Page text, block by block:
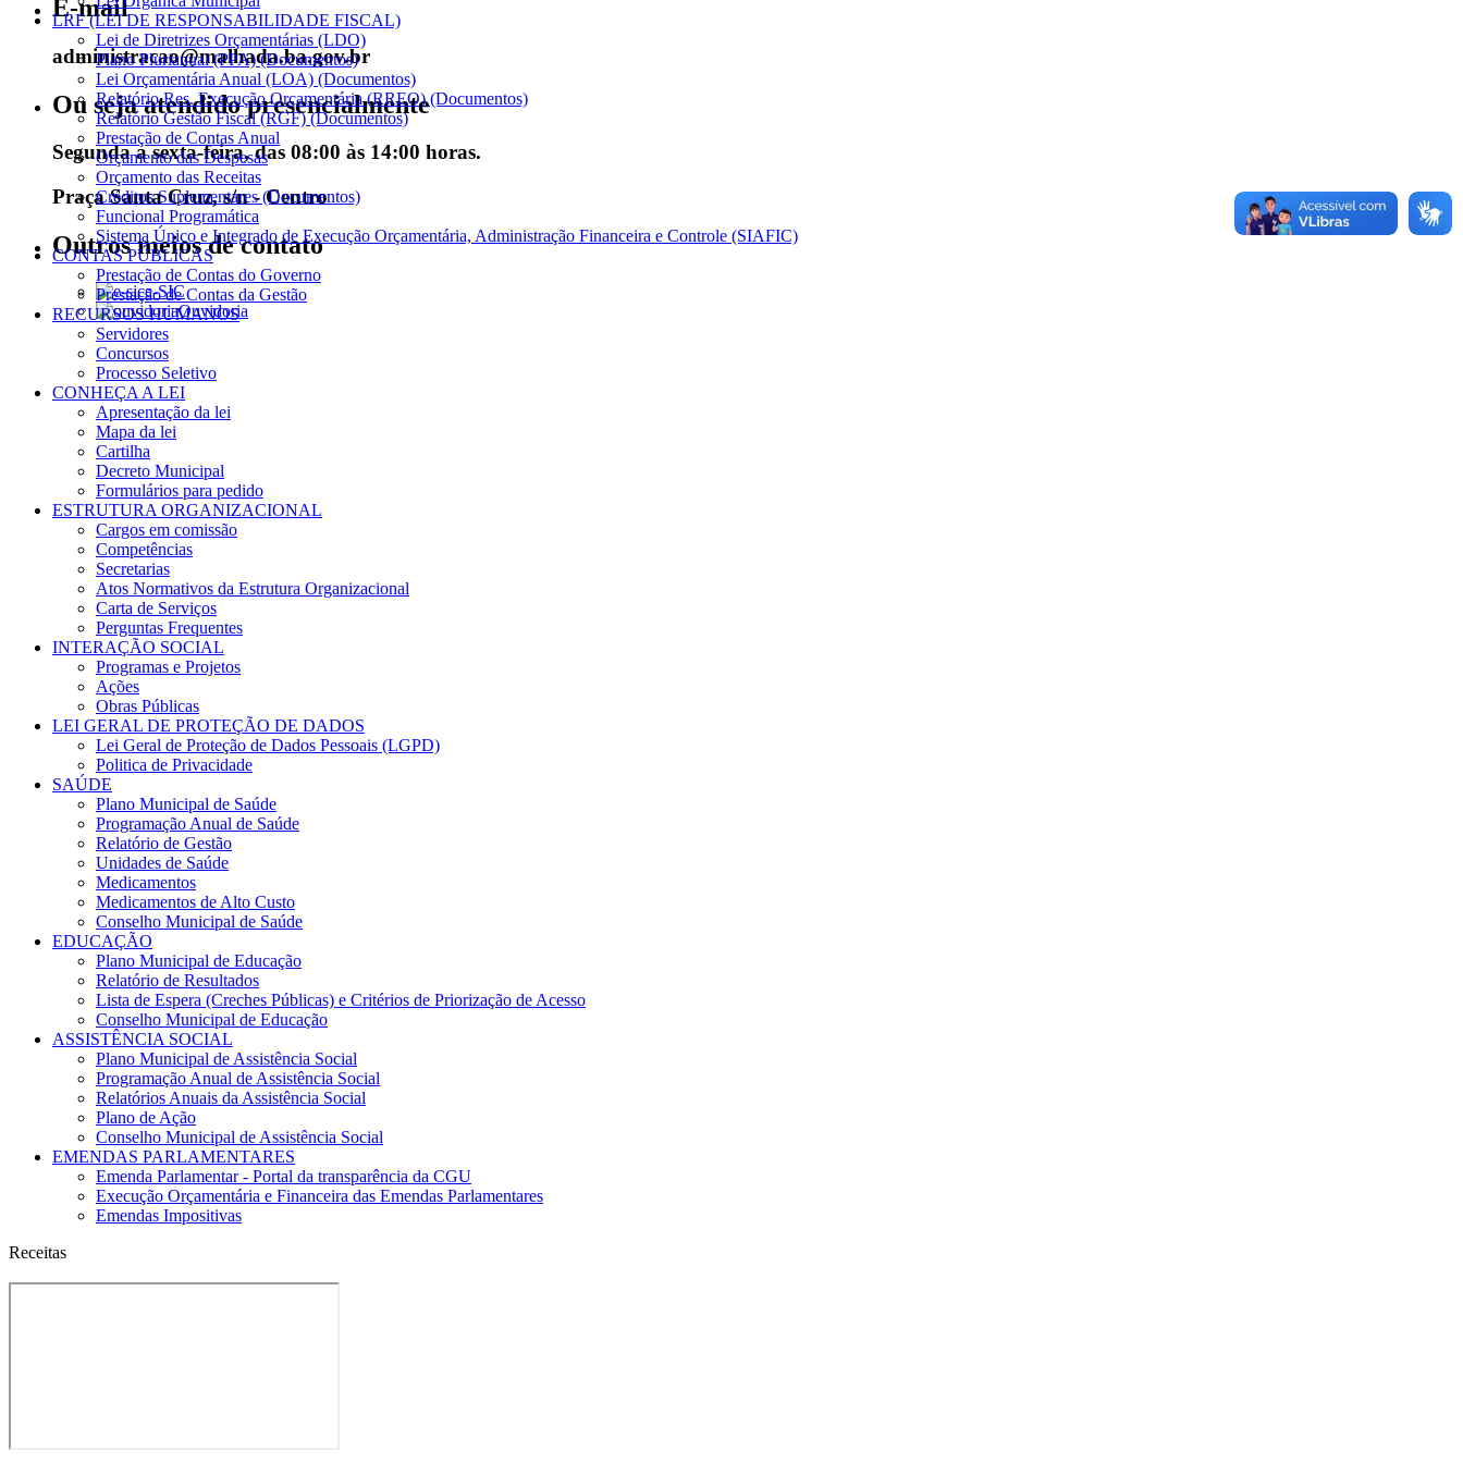
E-mail
administracao@malhada.ba.gov.br
Ou seja atendido presencialmente
Segunda a sexta-feira, das 08:00 às 14:00 horas.
Praça Santa Cruz, s/n - Centro
Outros meios de contato
e-SIC
Ouvidoria
LRF (LEI DE RESPONSABILIDADE FISCAL)
Lei de Diretrizes Orçamentárias (LDO)
Plano Plurianual (PPA) (Documentos)
Lei Orçamentária Anual (LOA) (Documentos)
Relatório Res. Execução Orçamentária (RREO) (Documentos)
Relatório Gestão Fiscal (RGF) (Documentos)
Prestação de Contas Anual
Orçamento das Despesas
Orçamento das Receitas
Créditos Suplementares (Documentos)
Funcional Programática
Sistema Único e Integrado de Execução Orçamentária, Administração Financeira e Controle (SIAFIC)
CONTAS PÚBLICAS
Prestação de Contas do Governo
Prestação de Contas da Gestão
RECURSOS HUMANOS
Servidores
Concursos
Processo Seletivo
CONHEÇA A LEI
Apresentação da lei
Mapa da lei
Cartilha
Decreto Municipal
Formulários para pedido
ESTRUTURA ORGANIZACIONAL
Cargos em comissão
Competências
Secretarias
Atos Normativos da Estrutura Organizacional
Carta de Serviços
Perguntas Frequentes
INTERAÇÃO SOCIAL
Programas e Projetos
Ações
Obras Públicas
LEI GERAL DE PROTEÇÃO DE DADOS
Lei Geral de Proteção de Dados Pessoais (LGPD)
Politica de Privacidade
SAÚDE
Plano Municipal de Saúde
Programação Anual de Saúde
Relatório de Gestão
Unidades de Saúde
Medicamentos
Medicamentos de Alto Custo
Conselho Municipal de Saúde
EDUCAÇÃO
Plano Municipal de Educação
Relatório de Resultados
Lista de Espera (Creches Públicas) e Critérios de Priorização de Acesso
Conselho Municipal de Educação
ASSISTÊNCIA SOCIAL
Plano Municipal de Assistência Social
Programação Anual de Assistência Social
Relatórios Anuais da Assistência Social
Plano de Ação
Conselho Municipal de Assistência Social
EMENDAS PARLAMENTARES
Emenda Parlamentar - Portal da transparência da CGU
Execução Orçamentária e Financeira das Emendas Parlamentares
Emendas Impositivas
Receitas